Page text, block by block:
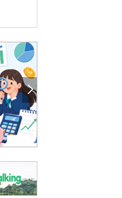
시민이 개발한 폭염 대응 앱 ‘그늘로’ 길안내 지도 등 인기
골목 맛집 발굴 고메 셀렉션…부산시, 페스티벌 시월 연계